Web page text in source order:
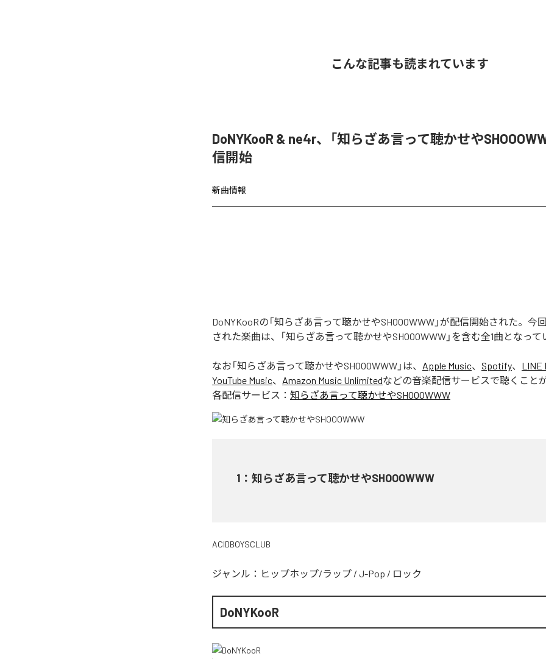
こんな記事も読まれています
DoNYKooR & ne4r、「知らざあ言って聴かせや
信開始
新曲情報
DoNYKooRの「知らざあ言って聴かせやSHOOOWWW」が配信開始された。今
された楽曲は、「知らざあ言って聴かせやSHOOOWWW」を含む全1曲となって
なお「知らざあ言って聴かせやSHOOOWWW 」は、 Apple Music、 Spotify、 LINE
YouTube Music、 Amazon Music Unlimitedなどの音楽配信サービスで聴くこと
各配信サービス： 知らざあ言って聴かせやSHOOOWWW
1 ： 知らざあ言って聴かせやSHOOOWWW
ACIDBOYSCLUB
ジャンル： ヒップホップ/ラップ / J-Pop / ロック
DoNYKooR